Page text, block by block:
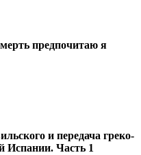
предпочитаю я
и передача греко-
Испании. Часть 1